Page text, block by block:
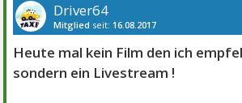
Driver64
Mitglied seit: 16.08.2017
Heute mal kein Film den ich
sondern ein Livestream !